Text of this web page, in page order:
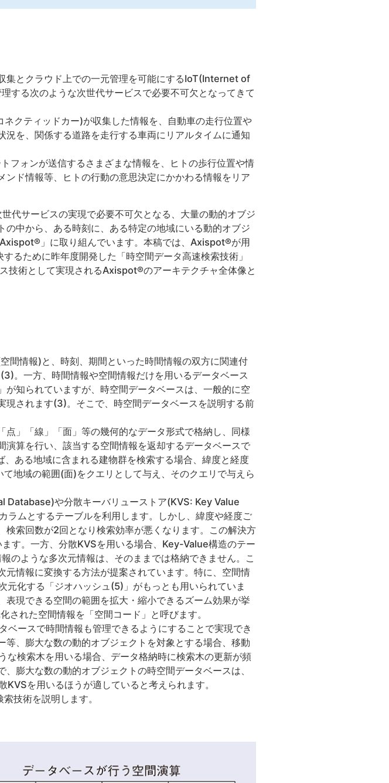
集とクラウド上での一元管理を可能にするIoT(Internet of
する次のような次世代サービスで必要不可欠となってきて
ティッドカー)が収集した情報を、自動車の走行位置や
を、関係する道路を走行する車両にリアルタイムに通知
ォンが送信するさまざまな情報を、ヒトの歩行位置や情
ド情報等、ヒトの行動の意思決定にかかわる情報をリア
代サービスの実現で必要不可欠となる、大量の動的オブジ
中から、ある時刻に、ある特定の地域にいる動的オブジ
」に取り組んでいます。本稿では、Axispot®が用
るために昨年度開発した「時空間データ高速検索技術」
技術として実現されるAxispot®のアーキテクチャ全体像と
間情報)と、時刻、期間といった時間情報の双方に関連付
。一方、時間情報や空間情報だけを用いるデータベース
知られていますが、時空間データベースは、一般的に空
されます(3)。そこで、時空間データベースを説明する前
」「線」「面」等の幾何的なデータ形式で格納し、同様
算を行い、該当する空間情報を返却するデータベースで
ある地域に含まれる建物群を検索する場合、緯度と経度
地域の範囲(面)をクエリとして与え、そのクエリで与えら
Database)や分散キーバリューストア(KVS: Key Value
ムとするテーブルを利用します。しかし、緯度や経度ご
索回数が2回となり検索効率が悪くなります。この解決方
す。一方、分散KVSを用いる場合、Key-Value構造のテー
のような多次元情報は、そのままでは格納できません。こ
情報に変換する方法が提案されています。特に、空間情
化する「ジオハッシュ(5)」がもっとも用いられていま
現できる空間の範囲を拡大・縮小できるズーム効果が挙
れた空間情報を「空間コード」と呼びます。
ースで時間情報も管理できるようにすることで実現でき
、膨大な数の動的オブジェクトを対象とする場合、移動
検索木を用いる場合、データ格納時に検索木の更新が頻
膨大な数の動的オブジェクトの時空間データベースは、
を用いるほうが適していると考えられます。
技術を説明します。